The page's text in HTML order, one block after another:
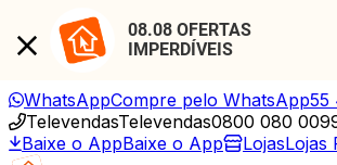
08.08 OFERTAS
IMPERDÍVEIS
WhatsAppCompre pelo WhatsApp55
TelevendasTelevendas0800 080
Baixe o AppBaixe o App LojasLojas